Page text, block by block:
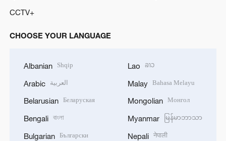
CCTV+
CHOOSE YOUR LANGUAGE
Albanian Shqip
Arabic العربية
Belarusian Беларуская
Bengali বাংলা
Bulgarian Български
Lao ລາວ
Malay Bahasa Melayu
Mongolian Монгол
Myanmar မြန်မာဘာသာ
Nepali नेपाली